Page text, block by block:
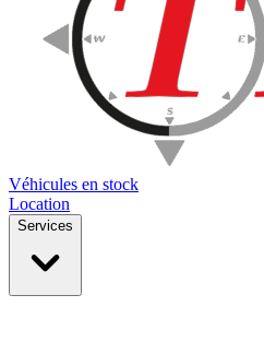
Véhicules en stock
Location
Services